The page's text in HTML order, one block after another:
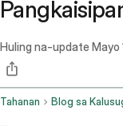
Huling na-update Mayo
Tahanan Blog sa